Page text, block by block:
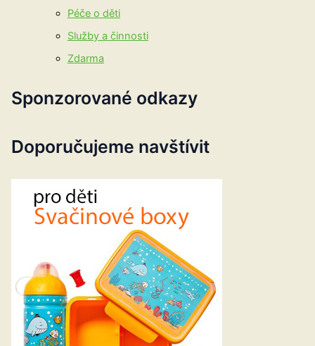
Péče o děti
Služby a činnosti
Zdarma
Sponzorované odkazy
Doporučujeme navštívit